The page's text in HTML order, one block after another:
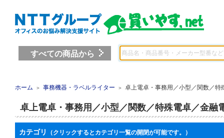
すべての商品から
ホーム ＞ 事務機器・ラベルライター ＞ 卓上電卓・事務用／小型／関数／特
卓上電卓・事務用／小型／関数／特殊電卓／金融
カテゴリ （クリックするとカテゴリ一覧の開閉が可能です。）